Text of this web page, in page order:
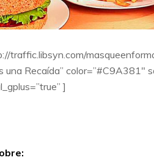
traffic.libsyn.com/
Recaída” color=”#C9A381″
]